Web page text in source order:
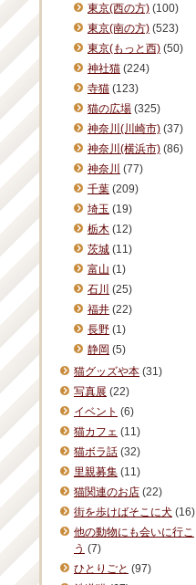
東京(西の方) (100)
東京(南の方) (523)
東京(もっと西) (50)
神社猫 (224)
寺猫 (123)
猫の広場 (325)
神奈川(川崎市) (37)
神奈川(横浜市) (86)
神奈川 (77)
千葉 (209)
埼玉 (19)
栃木 (12)
茨城 (11)
富山 (1)
石川 (25)
福井 (22)
長野 (1)
静岡 (5)
猫グッズや本 (31)
写真展 (22)
イベント (6)
猫カフェ (11)
猫ボラ話 (32)
里親募集 (11)
猫関連のお店 (22)
街を歩けばそこに犬 (16)
他の動物にも会いに行こ
う (7)
ひとりごと (97)